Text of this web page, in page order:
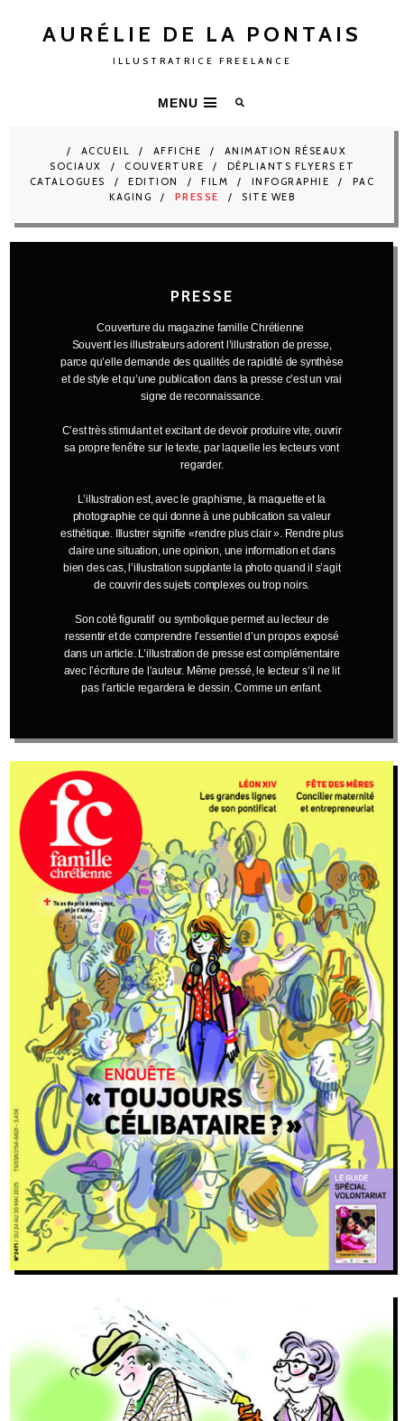
AURÉLIE DE LA PONTAIS
ILLUSTRATRICE FREELANCE
MENU
ACCUEIL AFFICHE
ANIMATION RÉSEAUX
SOCIAUX
COUVERTURE
DÉPLIANTS FLYERS ET
CATALOGUES
EDITION FILM INFOGRAPHIE
PAC
KAGING
PRESSE SITE WEB
PRESSE
Couverture du magazine famille Chrétienne
Souvent les illustrateurs adorent l’illustration de presse,
parce qu’elle demande des qualités de rapidité de synthèse
et de style et qu’une publication dans la presse c’est un vrai
signe de reconnaissance.
C’est très stimulant et excitant de devoir produire vite, ouvrir
sa propre fenêtre sur le texte, par laquelle les lecteurs vont
regarder.
L’illustration est, avec le graphisme, la maquette et la
photographie ce qui donne à une publication sa valeur
esthétique. Illustrer signifie «rendre plus clair ». Rendre plus
claire une situation, une opinion, une information et dans
bien des cas, l’illustration supplante la photo quand il s’agit
de couvrir des sujets complexes ou trop noirs.
Son coté figuratif ou symbolique permet au lecteur de
ressentir et de comprendre l’essentiel d’un propos exposé
dans un article. L’illustration de presse est complémentaire
avec l’écriture de l’auteur. Même pressé, le lecteur s’il ne lit
pas l’article regardera le dessin. Comme un enfant.